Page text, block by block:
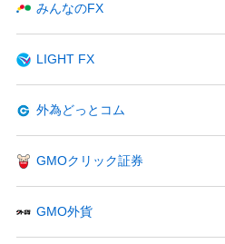
みんなのFX
LIGHT FX
外為どっとコム
GMOクリック証券
GMO外貨